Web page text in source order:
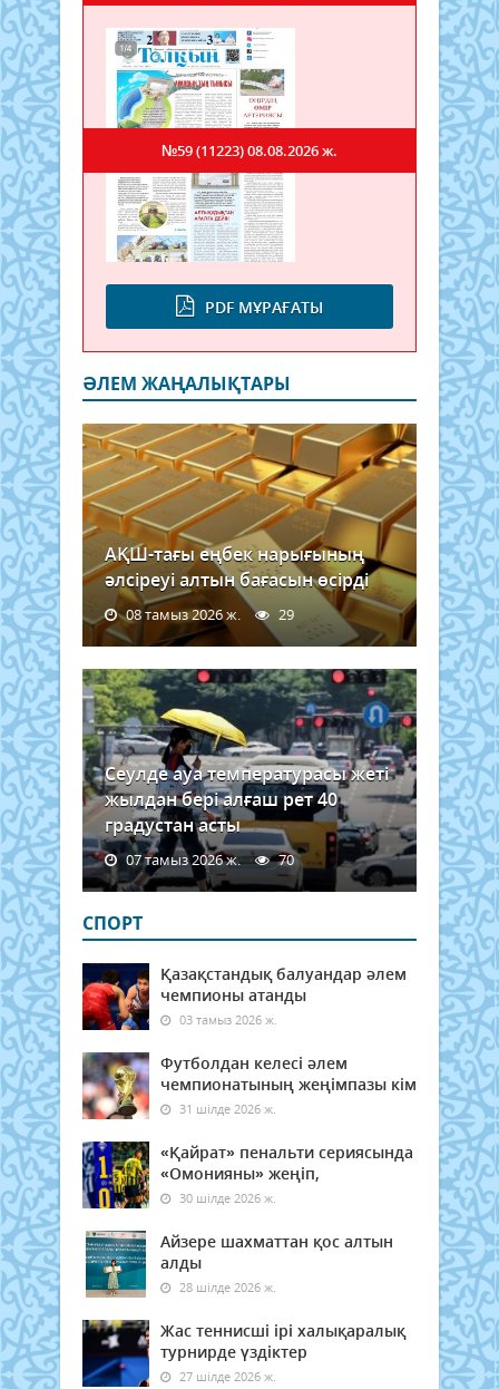
PDF МҰРАҒАТЫ
№59 (11223)08.08.2026 ж.
ӘЛЕМ ЖАҢАЛЫҚТАРЫ
АҚШ-тағы еңбек нарығының
әлсіреуі алтын бағасын өсірді
08 тамыз 2026 ж. 29
Сеулде ауа температурасы жеті
жылдан бері алғаш рет 40
градустан асты
07 тамыз 2026 ж. 70
СПОРТ
Қазақстандық балуандар әлем
чемпионы атанды
03 тамыз 2026 ж.
Футболдан келесі әлем
чемпионатының жеңімпазы кім
31 шілде 2026 ж.
«Қайрат» пенальти сериясында
«Омонияны» жеңіп,
30 шілде 2026 ж.
Айзере шахматтан қос алтын
алды
28 шілде 2026 ж.
Жас теннисші ірі халықаралық
турнирде үздіктер
27 шілде 2026 ж.